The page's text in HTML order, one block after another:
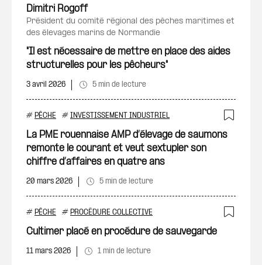
Dimitri Rogoff
président du comité régional des pêches maritimes et
des élevages marins de Normandie
"Il est nécessaire de mettre en place des aides
structurelles pour les pêcheurs"
3 avril 2026 5 min de lecture
# PÊCHE # INVESTISSEMENT INDUSTRIEL
La PME rouennaise AMP d’élevage de saumons
remonte le courant et veut sextupler son
chiffre d’affaires en quatre ans
20 mars 2026 5 min de lecture
# PÊCHE # PROCÉDURE COLLECTIVE
Cultimer placé en procédure de sauvegarde
11 mars 2026 1 min de lecture